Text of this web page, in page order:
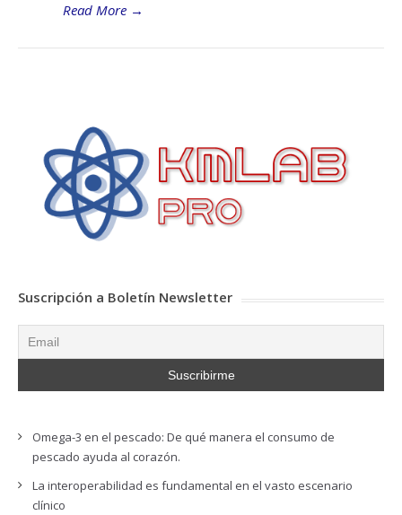
Read More →
Suscripción a Boletín Newsletter
Omega-3 en el pescado: De qué manera el consumo de
pescado ayuda al corazón.
La interoperabilidad es fundamental en el vasto escenario
clínico